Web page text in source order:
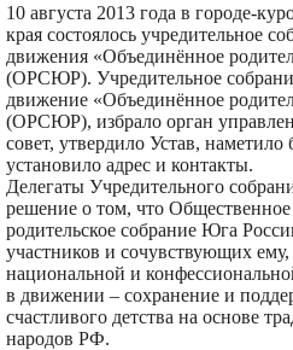
10 августа 2013 года в городе-
края состоялось учредительное
движения «Объединённое
(ОРСЮР). Учредительное
движение «Объединённое
(ОРСЮР), избрало орган
совет, утвердило Устав,
установило адрес и контакты.
Делегаты Учредительного
решение о том, что
родительское собрание Юга
участников и сочувствующих
национальной и
в движении – сохранение и
счастливого детства на основе
народов РФ.